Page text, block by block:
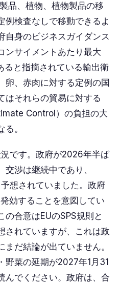
品、植物、植物製品の移
例検査なしで移動できるよ
自身のビジネスガイダンス
ンサイメントあたり最大
と指摘されている輸出衛
卵、赤肉に対する定例の国
はそれらの貿易に対する
Control）の負担の大
。
です。政府が2026年半ば
渉は継続中であり、
想されていました。政府
効することを意図してい
の合意はEUのSPS規則と
されていますが、これは政
だ結論が出ていません。
野菜の延期が2027年1月31
んでください。政府は、合